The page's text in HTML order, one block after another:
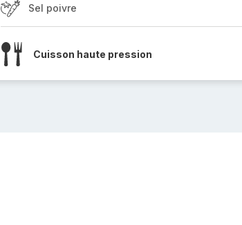
Sel poivre
Cuisson haute pression